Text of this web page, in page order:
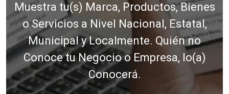
Muestra tu(s) Marca, Productos, Bienes
o Servicios a Nivel Nacional, Estatal,
Municipal y Localmente. Quién no
Conoce tu Negocio o Empresa, lo(a)
Conocerá.